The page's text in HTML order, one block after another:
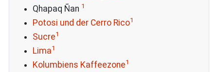
Qhapaq Ñan 1
Potosi und der Cerro Rico1
Sucre1
Lima1
Kolumbiens Kaffeezone1